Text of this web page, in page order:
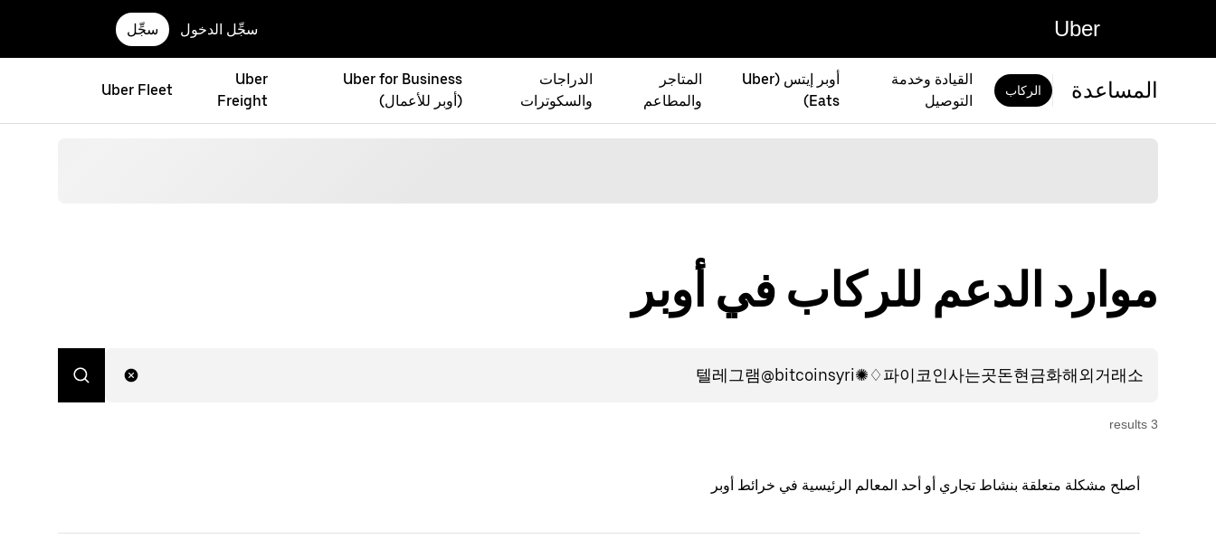
Uber سجِّل الدخول سجِّل
المساعدة الركاب
القيادة وخدمة
التوصيل
أوبر إيتس (Uber
Eats)
المتاجر
والمطاعم
الدراجات
والسكوترات
Uber for Business
(أوبر للأعمال)
Uber
Freight
Uber Fleet
موارد الدعم للركاب في أوبر
3
s
أصلح مشكلة متعلقة بنشاط تجاري أو أحد المعالم الرئيسية في خرائط أوبر